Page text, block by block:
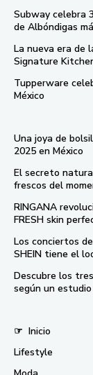
Subway celebra
de Albóndigas
La nueva era de
Signature
Tupperware
México
Una joya de
2025 en México
El secreto
frescos del
RINGANA
FRESH skin
Los conciertos
SHEIN tiene el
Descubre los
según un
☞ Inicio
Lifestyle